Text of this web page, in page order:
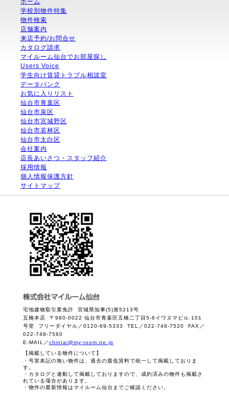
学校別物件特集
物件検索
店舗案内
来店予約/お問合せ
カタログ請求
マイルーム仙台でお部屋探し
Users Voice
学生向け賃貸トラブル相談室
データバンク
お気に入りリスト
仙台市青葉区
仙台市泉区
仙台市宮城野区
仙台市若林区
仙台市太白区
会社案内
店長あいさつ・スタッフ紹介
採用情報
個人情報保護方針
サイトマップ
宅地建物取引業免許 宮城県知事(5)第5213号
五橋本店 〒980-0022 仙台市青葉区五橋二丁目5-6イワヌマビル 101
号室 フリーダイヤル／0120-69-5333 TEL／022-748-7520 FAX／
022-748-7560
E-MAIL／chintai@my-room.ne.jp
【掲載している物件について】
・号室表記の無い物件は、過去の最低賃料で統一して掲載しておりま
す。
・カタログと連動して掲載しておりますので、成約済みの物件も掲載さ
れている場合があります。
・物件の最新情報はマイルーム仙台までご確認ください。